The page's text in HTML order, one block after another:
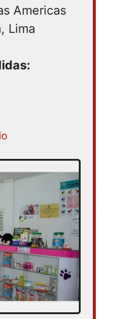
Americas
Lima
09:00 –
– 19:00 |
09:00 –